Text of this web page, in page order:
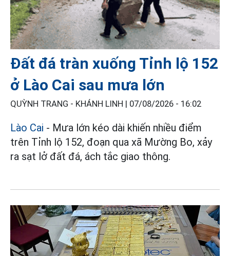
Đất đá tràn xuống Tỉnh lộ 152
ở Lào Cai sau mưa lớn
QUỲNH TRANG - KHÁNH LINH | 07/08/2026 - 16:02
Lào Cai - Mưa lớn kéo dài khiến nhiều điểm
trên Tỉnh lộ 152, đoạn qua xã Mường Bo, xảy
ra sạt lở đất đá, ách tắc giao thông.